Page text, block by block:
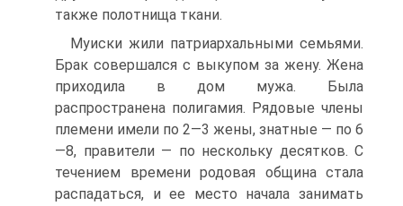
также полотнища ткани.
Муиски жили патриархальными семьями.
Брак совершался с выкупом за жену. Жена
приходила в дом мужа. Была
распространена полигамия. Рядо­вые члены
племени имели по 2—3 жены, знатные — по 6
—8, правители — по нескольку десятков. С
тече­нием времени родовая община стала
распадаться, и ее место начала занимать